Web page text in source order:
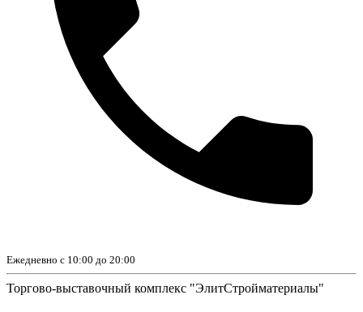
Ежедневно с 10:00 до 20:00
Торгово-выставочный комплекс "ЭлитСтройматериалы"